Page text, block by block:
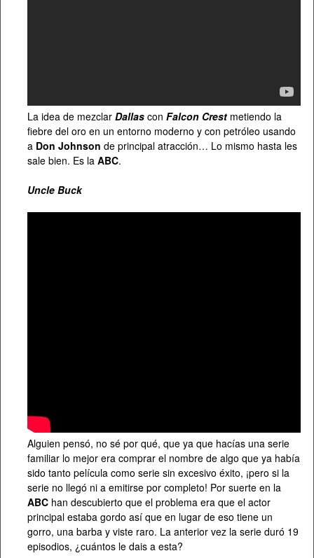
La idea de mezclar Dallas con Falcon Crest metiendo la
fiebre del oro en un entorno moderno y con petróleo usando
a Don Johnson de principal atracción… Lo mismo hasta les
sale bien. Es la ABC.
Uncle Buck
Alguien pensó, no sé por qué, que ya que hacías una serie
familiar lo mejor era comprar el nombre de algo que ya había
sido tanto película como serie sin excesivo éxito, ¡pero si la
serie no llegó ni a emitirse por completo! Por suerte en la
ABC han descubierto que el problema era que el actor
principal estaba gordo así que en lugar de eso tiene un
gorro, una barba y viste raro. La anterior vez la serie duró 19
episodios, ¿cuántos le dais a esta?